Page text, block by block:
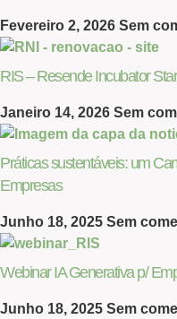
Fevereiro 2, 2026 Sem
RIS – Resende Incubator
Janeiro 14, 2026 Sem
Práticas sustentáveis: um
Empresas
Junho 18, 2025 Sem
Webinar IA Generativa p/
Junho 18, 2025 Sem